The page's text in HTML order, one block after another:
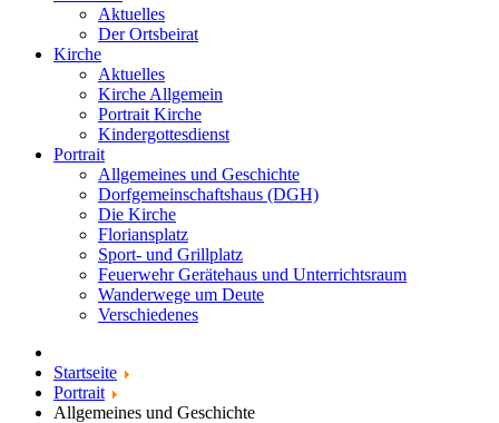
Aktuelles
Der Ortsbeirat
Kirche
Aktuelles
Kirche Allgemein
Portrait Kirche
Kindergottesdienst
Portrait
Allgemeines und Geschichte
Dorfgemeinschaftshaus (DGH)
Die Kirche
Floriansplatz
Sport- und Grillplatz
Feuerwehr Gerätehaus und Unterrichtsraum
Wanderwege um Deute
Verschiedenes
Startseite
Portrait
Allgemeines und Geschichte